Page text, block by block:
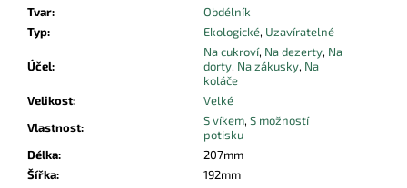
Tvar:
Obdélník
Typ: Ekologické, Uzavíratelné
Účel:
Na cukroví, Na dezerty, Na
dorty, Na zákusky, Na
koláče
Velikost:
Velké
Vlastnost: S víkem, S možností
potisku
Délka:
207mm
Šířka:
192mm